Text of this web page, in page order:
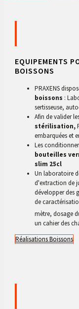
EQUIPEMENTS
BOISSONS
PRAXENS
boissons :
sertisseuse,
Afin de valider
stérilisation,
embarquées et
Les
bouteilles
slim 25cl
Un laboratoire
d'extraction de
développer des
de
mètre, dosage
un cahier des
Réalisations Boissons